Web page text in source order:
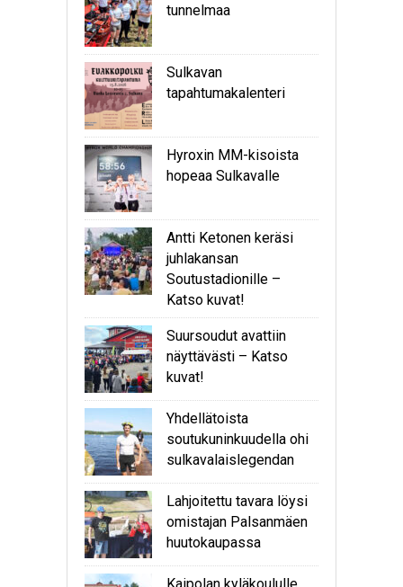
tunnelmaa
Sulkavan
tapahtumakalenteri
Hyroxin MM-kisoista
hopeaa Sulkavalle
Antti Ketonen keräsi
juhlakansan
Soutustadionille –
Katso kuvat!
Suursoudut avattiin
näyttävästi – Katso
kuvat!
Yhdellätoista
soutukuninkuudella ohi
sulkavalaislegendan
Lahjoitettu tavara löysi
omistajan Palsanmäen
huutokaupassa